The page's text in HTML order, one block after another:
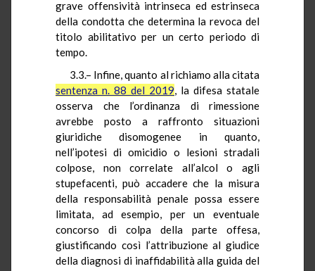
grave offensività intrinseca ed estrinseca
della condotta che determina la revoca del
titolo abilitativo per un certo periodo di
tempo.
3.3.– Infine, quanto al richiamo alla citata
sentenza n. 88 del 2019, la difesa statale
osserva che l’ordinanza di rimessione
avrebbe posto a raffronto situazioni
giuridiche disomogenee in quanto,
nell’ipotesi di omicidio o lesioni stradali
colpose, non correlate all’alcol o agli
stupefacenti, può accadere che la misura
della responsabilità penale possa essere
limitata, ad esempio, per un eventuale
concorso di colpa della parte offesa,
giustificando così l’attribuzione al giudice
della diagnosi di inaffidabilità alla guida del